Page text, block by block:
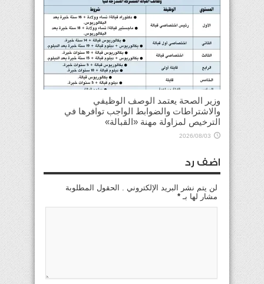
وزير الصحة يعتمد الوصف الوظيفي
والاشتراطات والضوابط الواجب توافرها في
الترخيص لمزاولة مهنة «القبالة»
2026/08/03
اضف رد
لن يتم نشر البريد الإلكتروني . الحقول المطلوبة
مشار لها بـ *